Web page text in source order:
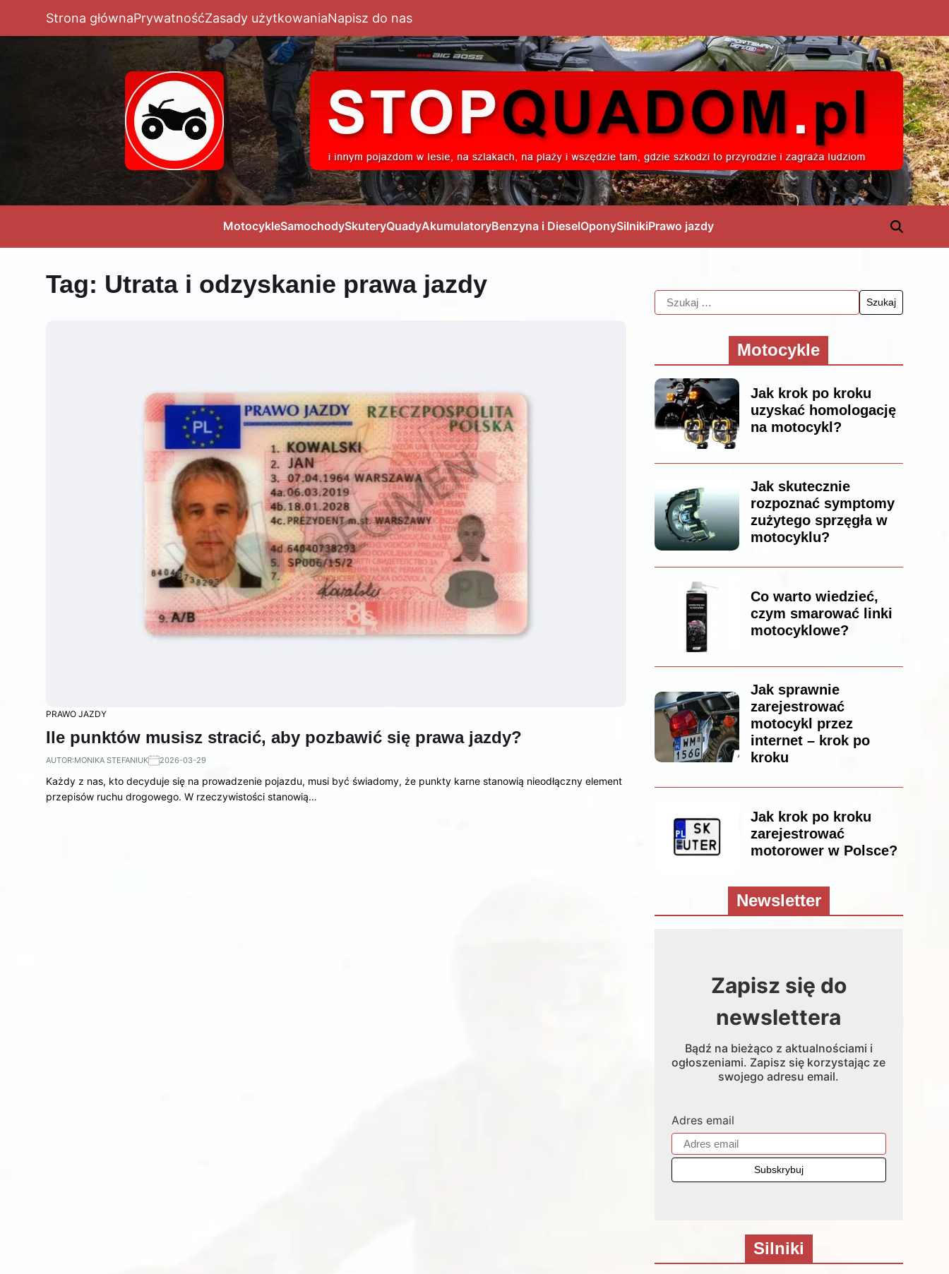
Strona głównaPrywatnośćZasady użytkowaniaNapisz do nas
MotocykleSamochodySkuteryQuadyAkumulatoryBenzyna i DieselOponySilnikiPrawo jazdy
Tag: Utrata i odzyskanie prawa jazdy
PRAWO JAZDY
Ile punktów musisz stracić, aby pozbawić się prawa jazdy?
AUTOR:MONIKA STEFANIUK 2026-03-29
Każdy z nas, kto decyduje się na prowadzenie pojazdu, musi być świadomy, że punkty karne stanowią nieodłączny element
przepisów ruchu drogowego. W rzeczywistości stanowią…
Motocykle
Jak krok po kroku
uzyskać homologację
na motocykl?
Jak skutecznie
rozpoznać symptomy
zużytego sprzęgła w
motocyklu?
Co warto wiedzieć,
czym smarować linki
motocyklowe?
Jak sprawnie
zarejestrować
motocykl przez
internet – krok po
kroku
Jak krok po kroku
zarejestrować
motorower w Polsce?
Newsletter
Zapisz się do
newslettera
Bądź na bieżąco z aktualnościami i
ogłoszeniami. Zapisz się korzystając ze
swojego adresu email.
Adres email
Silniki